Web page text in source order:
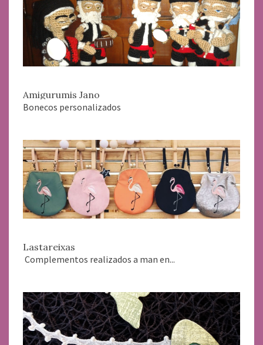
Amigurumis Jano
Bonecos personalizados
Lastareixas
Complementos realizados a man en...